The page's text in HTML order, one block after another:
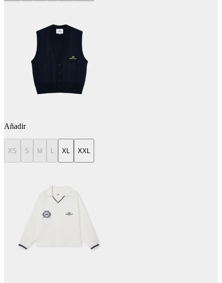
Añadir
XS S M XL XXL